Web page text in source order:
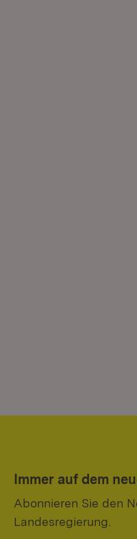
Immer auf dem
Abonnieren Sie den
Landesregierung.